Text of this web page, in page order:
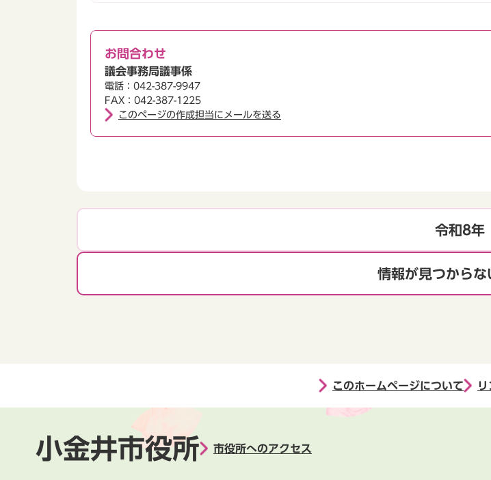
お問合わせ
議会事務局議事係
電話：042-387-9947
FAX：042-387-1225
このページの作成担当にメールを送る
令和8年
情報が見つからな
このホームページについて
小金井市役所 市役所へのアクセス